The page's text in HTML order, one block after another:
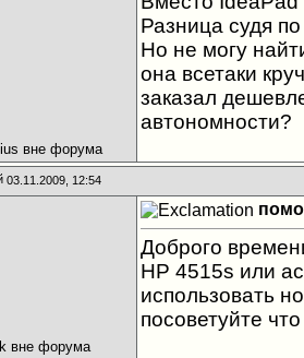
Разница судя
Но не могу
она всетаки
заказал
автономности?
03.11.2009, 12:54
Доброго
HP 4515s или
использовать
посоветуйте